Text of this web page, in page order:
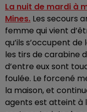
La nuit de mardi à
Mines. Les secours
femme qui vient
qu’ils s’occupent
les tirs de carabine
d’entre eux sont
foulée. Le forcené
la maison, et
agents est atteint à